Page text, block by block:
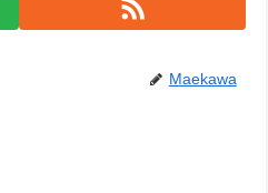
Maekawa